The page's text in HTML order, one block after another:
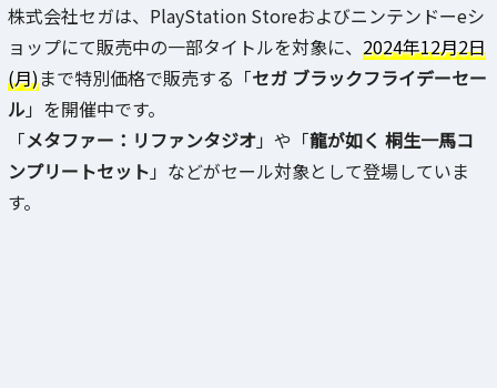
株式会社セガは、PlayStation Storeおよびニンテンドーeシ
ョップにて販売中の一部タイトルを対象に、 2024年12月2日
(月)まで特別価格で販売する「セガ ブラックフライデーセー
ル」を開催中です。
「メタファー：リファンタジオ」や「龍が如く 桐生一馬コ
ンプリートセット 」などがセール対象として登場していま
す。